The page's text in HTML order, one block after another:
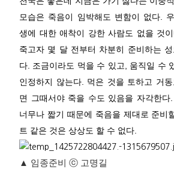
모습은 죽음이 임박해도 변함이 없다.
생에 대한 애착이 강한 사람도 없을 것
죽고자 몇 달 전부터 차분히 준비하는
다. 조금이라도 먹을 수 있고, 움직일 수
인정하지 않는다. 먹은 것을 토하고 거
면 그때서야 죽을 수도 있음을 자각한다
너무나 짧기 때문에 죽음을 제대로 준비
트 같은 것은 상상도 할 수 없다.
▲ 임종준비 ⓒ 고명길